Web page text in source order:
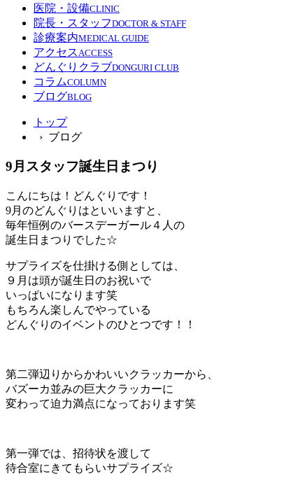
医院・設備CLINIC
院長・スタッフDOCTOR & STAFF
診療案内MEDICAL GUIDE
アクセス ACCESS
どんぐりクラブDONGURI CLUB
コラムCOLUMN
ブログBLOG
トップ
› ブログ
9月スタッフ誕生日まつり
こんにちは！どんぐりです！
9月のどんぐりはといいますと、
毎年恒例のバースデーガール４人の
誕生日まつりでした☆
サプライズを仕掛ける側としては、
９月は頭が誕生日のお祝いで
いっぱいになります笑
もちろん楽しんでやっている
どんぐりのイベントのひとつです！！
第二弾辺りからかわいいクラッカーから、
バズーカ並みの巨大クラッカーに
変わって迫力満点になっております笑
第一弾では、招待状を渡して
待合室にきてもらいサプライズ☆